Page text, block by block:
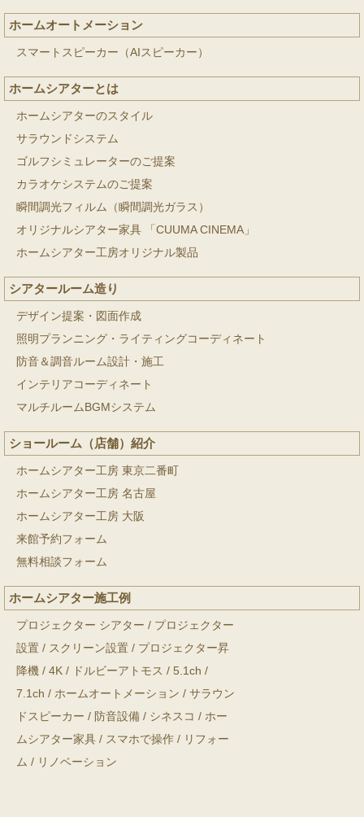
ホームオートメーション
スマートスピーカー（AIスピーカー）
ホームシアターとは
ホームシアターのスタイル
サラウンドシステム
ゴルフシミュレーターのご提案
カラオケシステムのご提案
瞬間調光フィルム（瞬間調光ガラス）
オリジナルシアター家具 「CUUMA CINEMA」
ホームシアター工房オリジナル製品
シアタールーム造り
デザイン提案・図面作成
照明プランニング・ライティングコーディネート
防音＆調音ルーム設計・施工
インテリアコーディネート
マルチルームBGMシステム
ショールーム（店舗）紹介
ホームシアター工房 東京二番町
ホームシアター工房 名古屋
ホームシアター工房 大阪
来館予約フォーム
無料相談フォーム
ホームシアター施工例
プロジェクター シアター / プロジェクター
設置 / スクリーン設置 / プロジェクター昇
降機 / 4K / ドルビーアトモス / 5.1ch /
7.1ch / ホームオートメーション / サラウン
ドスピーカー / 防音設備 / シネスコ / ホー
ムシアター家具 / スマホで操作 / リフォー
ム / リノベーション